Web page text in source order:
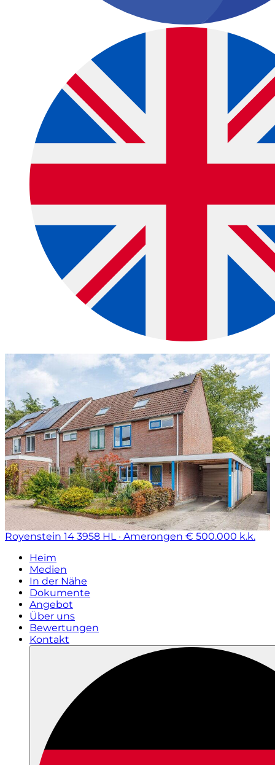
Royenstein 14 3958 HL · Amerongen € 500.000 k.k.
Heim
Medien
In der Nähe
Dokumente
Angebot
Über uns
Bewertungen
Kontakt